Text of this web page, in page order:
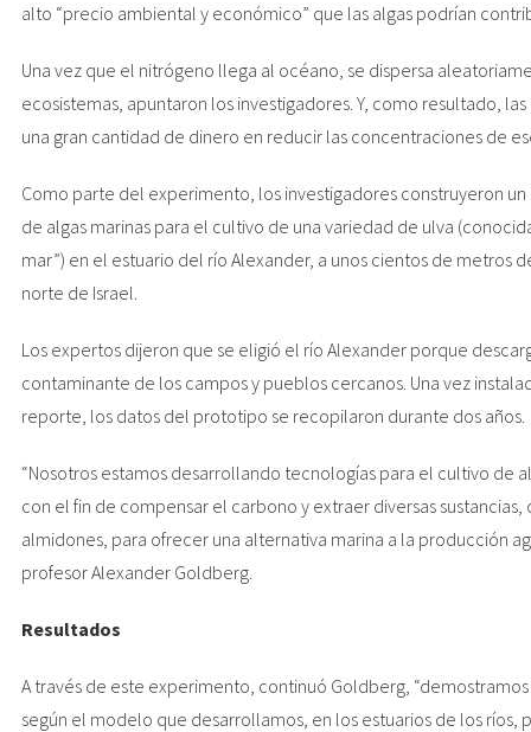
alto “precio ambiental y económico” que las algas podrían
Una vez que el nitrógeno llega al océano, se dispersa
ecosistemas, apuntaron los investigadores. Y, como resultado,
una gran cantidad de dinero en reducir las concentraciones de
Como parte del experimento, los investigadores construyeron
de algas marinas para el cultivo de una variedad de ulva
mar”) en el estuario del río Alexander, a unos cientos de metros
norte de Israel.
Los expertos dijeron que se eligió el río Alexander porque
contaminante de los campos y pueblos cercanos. Una vez
reporte, los datos del prototipo se recopilaron durante dos años.
“Nosotros estamos desarrollando tecnologías para el cultivo de
con el fin de compensar el carbono y extraer diversas
almidones, para ofrecer una alternativa marina a la producción
profesor Alexander Goldberg.
Resultados
A través de este experimento, continuó Goldberg, “demostramos
según el modelo que desarrollamos, en los estuarios de los ríos,